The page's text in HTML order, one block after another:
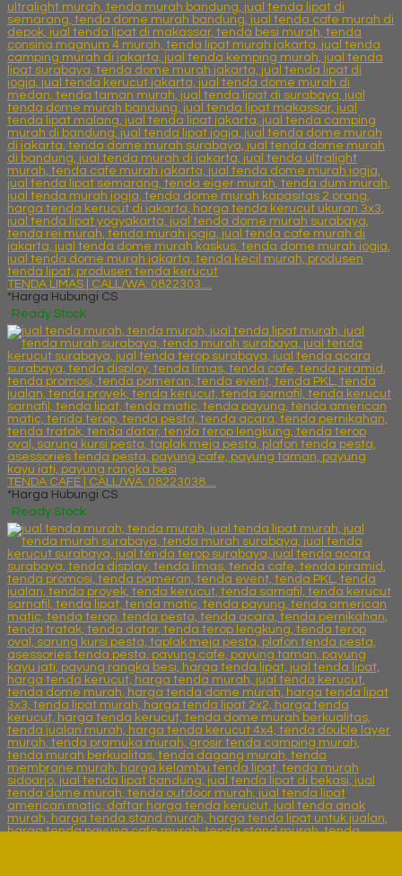
TENDA LIMAS | CALL/WA: 0822303....
*Harga Hubungi CS
Ready Stock
TENDA CAFE | CALL/WA: 08223038....
*Harga Hubungi CS
Ready Stock